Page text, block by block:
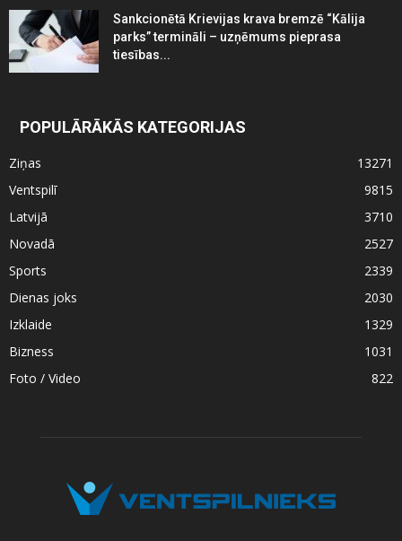
Sankcionētā Krievijas krava bremzē “Kālija
parks” termināli – uzņēmums pieprasa
tiesības...
POPULĀRĀKĀS KATEGORIJAS
Ziņas
13271
Ventspilī
9815
Latvijā
3710
Novadā
2527
Sports
2339
Dienas joks
2030
Izklaide
1329
Bizness
1031
Foto / Video
822